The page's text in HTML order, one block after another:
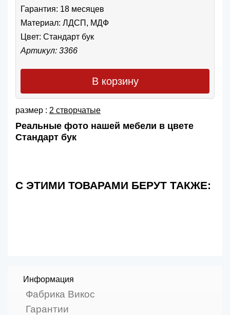
Гарантия: 18 месяцев
Материал: ЛДСП, МДФ
Цвет: Стандарт бук
Артикул: 3366
В корзину
размер : 2 створчатые
Реальные фото нашей мебели в цвете
Стандарт бук
С ЭТИМИ ТОВАРАМИ БЕРУТ ТАКЖЕ:
Информация
Фабрика Викос
Гарантии